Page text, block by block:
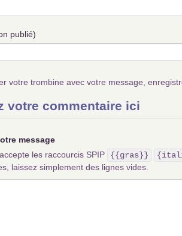
publié)
votre trombine avec votre message,
votre commentaire ici
message
les raccourcis SPIP
{{gras}}
laissez simplement des lignes vides.